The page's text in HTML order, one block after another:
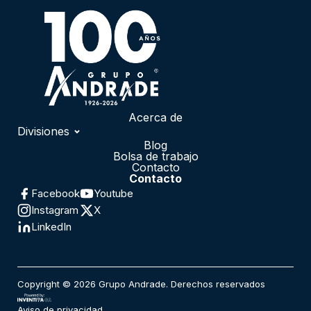
Acerca de
Divisiones
Servicios Financieros
Medios de Comunicación
Logística
Administración de Flota
Renta Diaria
Infraestructura
Fundación Grupo Andrade
Blog
Bolsa de trabajo
Contacto
Contacto
Facebook
Instagram
LinkedIn
Youtube
X
Copyright © 2026 Grupo Andrade. Derechos reservados